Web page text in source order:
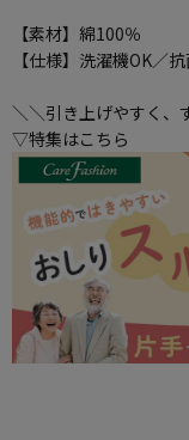
【素材】綿100％
【仕様】洗濯機OK／
＼＼引き上げやすく、
▽特集はこちら